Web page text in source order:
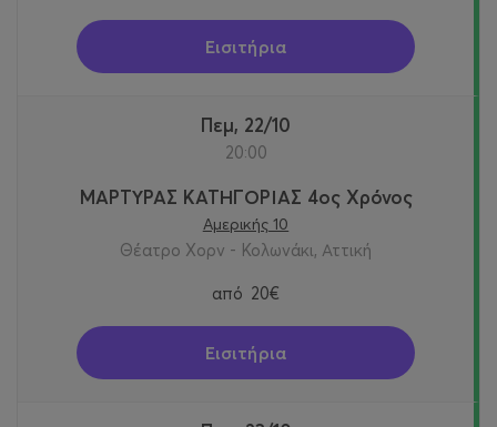
Εισιτήρια
Πεμ, 22/10
20:00
ΜΑΡΤΥΡΑΣ ΚΑΤΗΓΟΡΙΑΣ 4ος Χρόνος
Αμερικής 10
Θέατρο Χορν - Κολωνάκι, Αττική
από 20€
Εισιτήρια